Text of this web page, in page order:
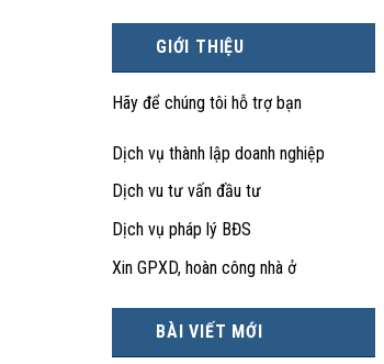
GIỚI THIỆU
Hãy để chúng tôi hỗ trợ bạn
Dịch vụ thành lập doanh nghiệp
Dịch vu tư vấn đầu tư
Dịch vụ pháp lý BĐS
Xin GPXD, hoàn công nhà ở
BÀI VIẾT MỚI